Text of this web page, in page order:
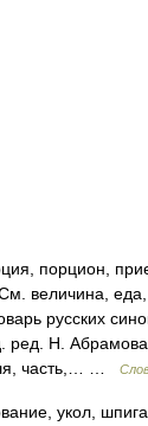
порцион,
величина, еда,
русских
ред. Н.
часть,… …
укол,